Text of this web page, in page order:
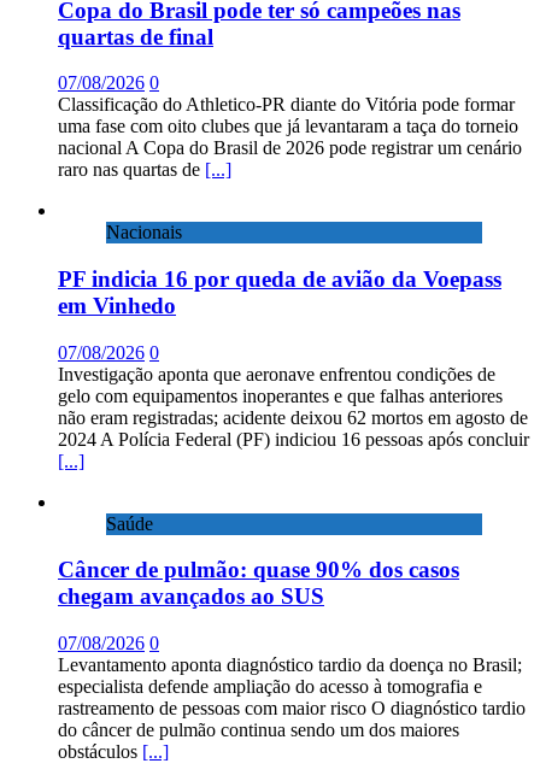
Copa do Brasil pode ter só campeões nas
quartas de final
07/08/2026 0
Classificação do Athletico-PR diante do Vitória pode formar
uma fase com oito clubes que já levantaram a taça do torneio
nacional A Copa do Brasil de 2026 pode registrar um cenário
raro nas quartas de [...]
Nacionais
PF indicia 16 por queda de avião da Voepass
em Vinhedo
07/08/2026 0
Investigação aponta que aeronave enfrentou condições de
gelo com equipamentos inoperantes e que falhas anteriores
não eram registradas; acidente deixou 62 mortos em agosto de
2024 A Polícia Federal (PF) indiciou 16 pessoas após concluir
[...]
Saúde
Câncer de pulmão: quase 90% dos casos
chegam avançados ao SUS
07/08/2026 0
Levantamento aponta diagnóstico tardio da doença no Brasil;
especialista defende ampliação do acesso à tomografia e
rastreamento de pessoas com maior risco O diagnóstico tardio
do câncer de pulmão continua sendo um dos maiores
obstáculos [...]